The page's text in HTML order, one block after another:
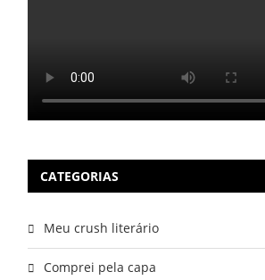
CATEGORIAS
Meu crush literário
Comprei pela capa